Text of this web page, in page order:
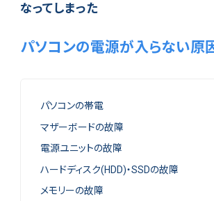
なってしまった
パソコンの電源が入らない原
パソコンの帯電
マザーボードの故障
電源ユニットの故障
ハードディスク(HDD)・SSDの故障
メモリーの故障